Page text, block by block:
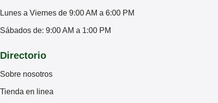
Lunes a Viernes de 9:00 AM a 6:00 PM
Sábados de: 9:00 AM a 1:00 PM
Directorio
Sobre nosotros
Tienda en linea